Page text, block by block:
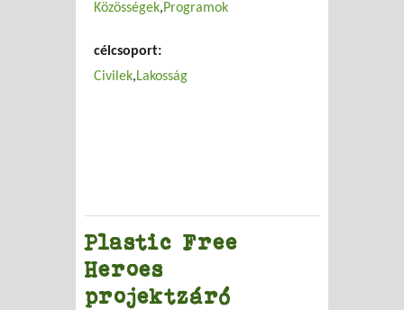
Közösségek Programok
célcsoport:
Civilek Lakosság
Plastic Free
Heroes
projektzáró